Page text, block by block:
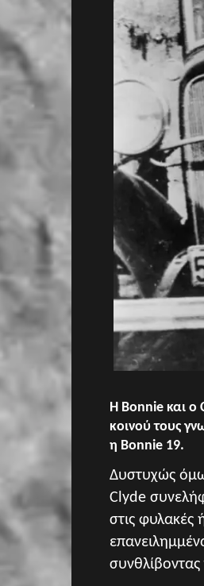
Η Bonnie και ο
κοινού τους
η Bonnie 19.
Δυστυχώς
Clyde
στις φυλακές